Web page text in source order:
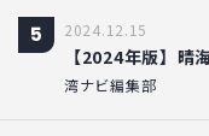
5 2024.12.15
【2024年版】晴
湾ナビ編集部